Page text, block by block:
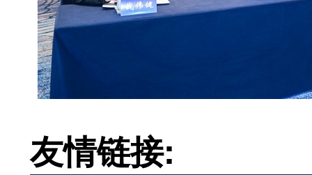
友情链接: